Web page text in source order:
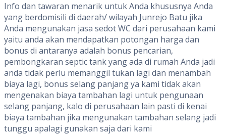
Info dan tawaran menarik untuk Anda khususnya Anda
yang berdomisili di daerah/ wilayah Junrejo Batu jika
Anda mengunakan jasa sedot WC dari perusahaan kami
yaitu anda akan mendapatkan potongan harga dan
bonus di antaranya adalah bonus pencarian,
pembongkaran septic tank yang ada di rumah Anda jadi
anda tidak perlu memanggil tukan lagi dan menambah
biaya lagi, bonus selang panjang ya kami tidak akan
mengenakan biaya tambahan lagi untuk pengunaan
selang panjang, kalo di perusahaan lain pasti di kenai
biaya tambahan jika mengunakan tambahan selang jadi
tunggu apalagi gunakan saja dari kami